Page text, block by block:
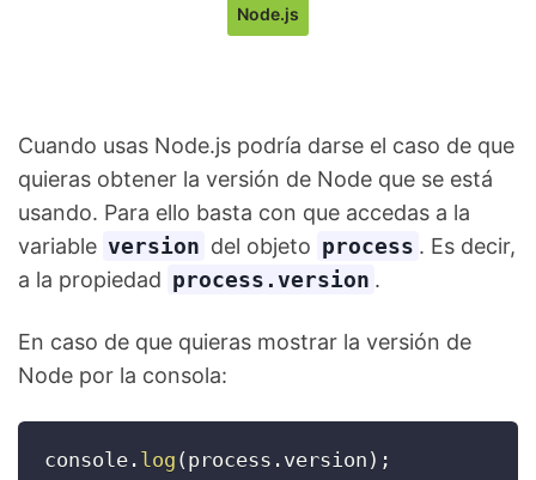
Node.js
Cuando usas Node.js podría darse el caso de que
quieras obtener la versión de Node que se está
usando. Para ello basta con que accedas a la
variable version del objeto process . Es decir,
a la propiedad process.version .
En caso de que quieras mostrar la versión de
Node por la consola:
console . log (process . version ) ;